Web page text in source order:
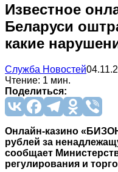
Известное
Беларуси
какие
Служба Новостей
Чтение: 1 мин.
Поделиться:
Онлайн-казино
рублей за
сообщает
регулирования и